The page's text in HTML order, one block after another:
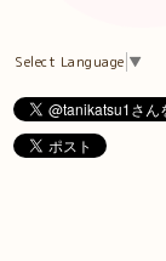
Select Language ▼